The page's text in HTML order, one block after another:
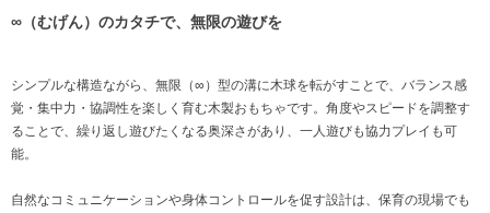
∞（むげん）のカタチで、無限の遊びを
シンプルな構造ながら、無限（∞）型の溝に木球を転がすことで、バランス感
覚・集中力・協調性を楽しく育む木製おもちゃです。角度やスピードを調整す
ることで、繰り返し遊びたくなる奥深さがあり、一人遊びも協力プレイも可
能。
自然なコミュニケーションや身体コントロールを促す設計は、保育の現場でも